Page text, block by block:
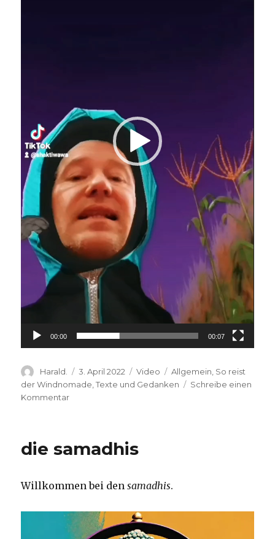
00:00 00:07
Autor
Harald.
Veröffentlicht
am
3. April 2022 Format
Video Kategorien
Allgemein, So reist
der Windnomade,Texte und Gedanken
Schreibe einen
Kommentarzu
die samadhis
Willkommen bei densamadhis.